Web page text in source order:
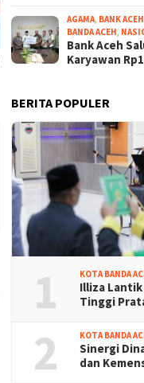
AGAMA BANK ACEH
BANDA ACEH
Bank Aceh
Karyawan
BERITA POPULER
1 KOTA BANDA
Illiza
Tinggi
2 KOTA BANDA
Sinergi
dan